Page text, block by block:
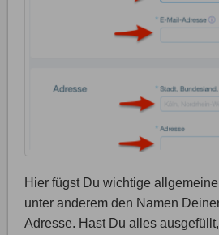
Hier fügst Du wichtige
unter anderem den Namen
Adresse. Hast Du alles